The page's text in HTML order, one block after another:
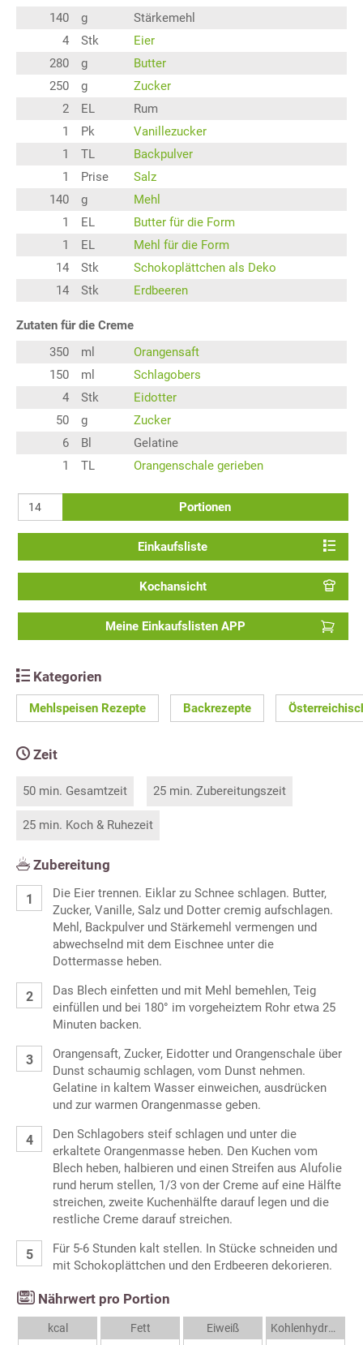
140 g
Stärkemehl
4
Stk
Eier
280
g
Butter
250
g
Zucker
2
EL
Rum
1
Pk
Vanillezucker
1
TL
Backpulver
1
Prise
Salz
140
g
Mehl
1
EL
Butter für die Form
1
EL
Mehl für die Form
14
Stk
Schokoplättchen als Deko
14
Stk Erdbeeren
Zutaten für die Creme
350
ml
Orangensaft
150
ml
Schlagobers
4
Stk
Eidotter
50
g
Zucker
6
Bl
Gelatine
1
TL Orangenschale gerieben
Portionen
Einkaufsliste
Kochansicht
Meine Einkaufslisten APP
Kategorien
Mehlspeisen Rezepte Backrezepte
Zeit
50 min. Gesamtzeit 25 min. Zubereitungszeit
25 min. Koch & Ruhezeit
Zubereitung
Die Eier trennen. Eiklar zu Schnee schlagen. Butter,
Zucker, Vanille, Salz und Dotter cremig aufschlagen.
Mehl, Backpulver und Stärkemehl vermengen und
abwechselnd mit dem Eischnee unter die
Dottermasse heben.
Das Blech einfetten und mit Mehl bemehlen, Teig
einfüllen und bei 180° im vorgeheiztem Rohr etwa 25
Minuten backen.
Orangensaft, Zucker, Eidotter und Orangenschale über
Dunst schaumig schlagen, vom Dunst nehmen.
Gelatine in kaltem Wasser einweichen, ausdrücken
und zur warmen Orangenmasse geben.
Den Schlagobers steif schlagen und unter die
erkaltete Orangenmasse heben. Den Kuchen vom
Blech heben, halbieren und einen Streifen aus Alufolie
rund herum stellen, 1/3 von der Creme auf eine Hälfte
streichen, zweite Kuchenhälfte darauf legen und die
restliche Creme darauf streichen.
Für 5-6 Stunden kalt stellen. In Stücke schneiden und
mit Schokoplättchen und den Erdbeeren dekorieren.
Nährwert pro Portion
kcal
Fett
Eiweiß
Kohlenhydrate